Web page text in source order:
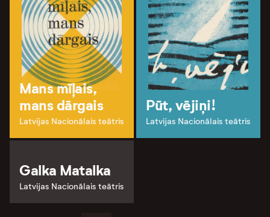
Mans mīļais,
mans dārgais
Latvijas Nacionālais teātris
Pūt, vējiņi!
Latvijas Nacionālais teātris
Galka Matalka
Latvijas Nacionālais teātris